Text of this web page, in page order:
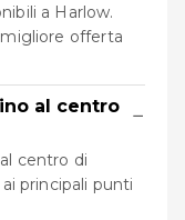
a Harlow.
offerta
al centro
−
centro di
principali punti